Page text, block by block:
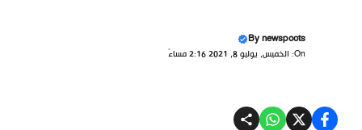
Bynewspoots
On: الخميس, يوليو 8, 2021 2:16 مساءً